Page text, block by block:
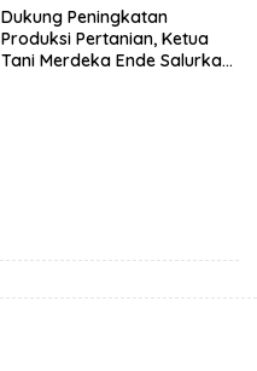
Dukung Peningkatan
Produksi Pertanian, Ketua
Tani Merdeka Ende Salurkan